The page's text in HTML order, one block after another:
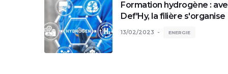
Formation hydrogène :
Def'Hy, la filière s'organise
13/02/2023 ENERGIE